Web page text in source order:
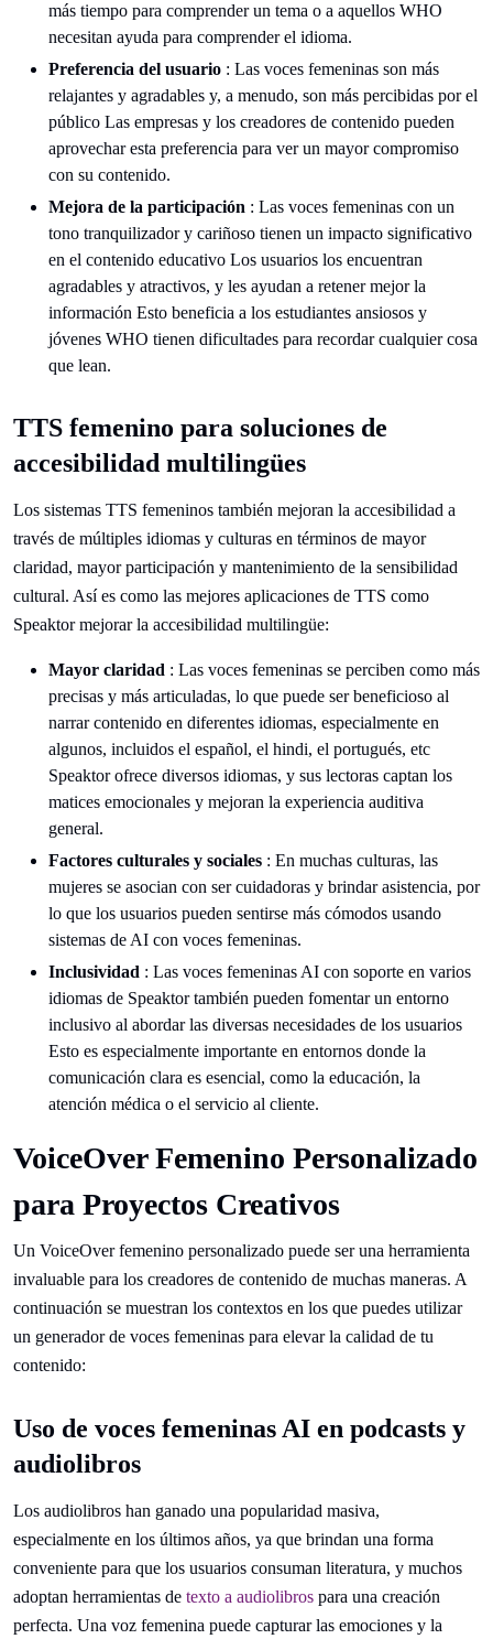
más tiempo para comprender un tema o a aquellos WHO
necesitan ayuda para comprender el idioma.
Preferencia del usuario : Las voces femeninas son más
relajantes y agradables y, a menudo, son más percibidas por el
público Las empresas y los creadores de contenido pueden
aprovechar esta preferencia para ver un mayor compromiso
con su contenido.
Mejora de la participación : Las voces femeninas con un
tono tranquilizador y cariñoso tienen un impacto significativo
en el contenido educativo Los usuarios los encuentran
agradables y atractivos, y les ayudan a retener mejor la
información Esto beneficia a los estudiantes ansiosos y
jóvenes WHO tienen dificultades para recordar cualquier cosa
que lean.
TTS femenino para soluciones de
accesibilidad multilingües
Los sistemas TTS femeninos también mejoran la accesibilidad a
través de múltiples idiomas y culturas en términos de mayor
claridad, mayor participación y mantenimiento de la sensibilidad
cultural. Así es como las mejores aplicaciones de TTS como
Speaktor mejorar la accesibilidad multilingüe:
Mayor claridad : Las voces femeninas se perciben como más
precisas y más articuladas, lo que puede ser beneficioso al
narrar contenido en diferentes idiomas, especialmente en
algunos, incluidos el español, el hindi, el portugués, etc
Speaktor ofrece diversos idiomas, y sus lectoras captan los
matices emocionales y mejoran la experiencia auditiva
general.
Factores culturales y sociales : En muchas culturas, las
mujeres se asocian con ser cuidadoras y brindar asistencia, por
lo que los usuarios pueden sentirse más cómodos usando
sistemas de AI con voces femeninas.
Inclusividad : Las voces femeninas AI con soporte en varios
idiomas de Speaktor también pueden fomentar un entorno
inclusivo al abordar las diversas necesidades de los usuarios
Esto es especialmente importante en entornos donde la
comunicación clara es esencial, como la educación, la
atención médica o el servicio al cliente.
VoiceOver Femenino Personalizado
para Proyectos Creativos
Un VoiceOver femenino personalizado puede ser una herramienta
invaluable para los creadores de contenido de muchas maneras. A
continuación se muestran los contextos en los que puedes utilizar
un generador de voces femeninas para elevar la calidad de tu
contenido:
Uso de voces femeninas AI en podcasts y
audiolibros
Los audiolibros han ganado una popularidad masiva,
especialmente en los últimos años, ya que brindan una forma
conveniente para que los usuarios consuman literatura, y muchos
adoptan herramientas de texto a audiolibros para una creación
perfecta. Una voz femenina puede capturar las emociones y la